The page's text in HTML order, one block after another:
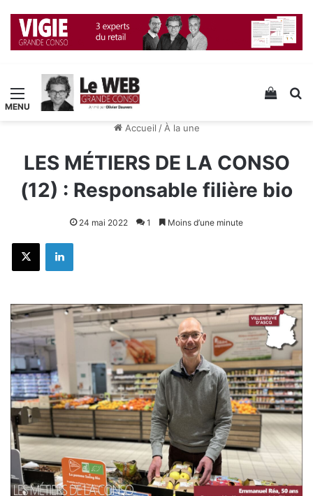
Menu Voir
Accueil / À la une
LES MÉTIERS DE LA CONSO
(12) : Responsable filière bio
24 mai 2022 1 Moins d’une minute
X Linkedin